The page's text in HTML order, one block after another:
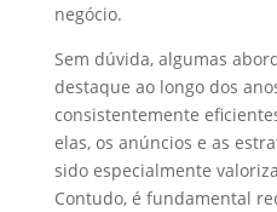
negócio.
Sem dúvida, algumas
destaque ao longo dos
consistentemente
elas, os anúncios e as
sido especialmente
Contudo, é fundamental